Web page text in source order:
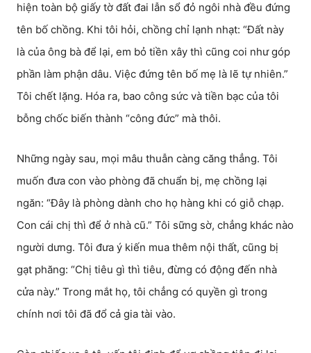
hiện toàn bộ giấy tờ đất đai lẫn sổ đỏ ngôi nhà đều đứng
tên bố chồng. Khi tôi hỏi, chồng chỉ lạnh nhạt: “Đất này
là của ông bà để lại, em bỏ tiền xây thì cũng coi như góp
phần làm phận dâu. Việc đứng tên bố mẹ là lẽ tự nhiên.”
Tôi chết lặng. Hóa ra, bao công sức và tiền bạc của tôi
bỗng chốc biến thành “công đức” mà thôi.
Những ngày sau, mọi mâu thuẫn càng căng thẳng. Tôi
muốn đưa con vào phòng đã chuẩn bị, mẹ chồng lại
ngăn: “Đây là phòng dành cho họ hàng khi có giỗ chạp.
Con cái chị thì để ở nhà cũ.” Tôi sững sờ, chẳng khác nào
người dưng. Tôi đưa ý kiến mua thêm nội thất, cũng bị
gạt phăng: “Chị tiêu gì thì tiêu, đừng có động đến nhà
cửa này.” Trong mắt họ, tôi chẳng có quyền gì trong
chính nơi tôi đã đổ cả gia tài vào.